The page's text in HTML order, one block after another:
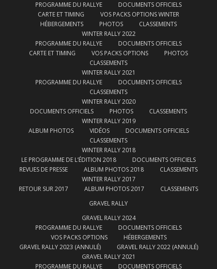
PROGRAMME DU RALLYE
DOCUMENTS OFFICIELS
CARTE ET TIMING
VOS PACKS OPTIONS WINTER
HÉBERGEMENTS
PHOTOS
CLASSEMENTS
WINTER RALLY 2022
PROGRAMME DU RALLYE
DOCUMENTS OFFICIELS
CARTE ET TIMING
VOS PACKS OPTIONS
PHOTOS
CLASSEMENTS
WINTER RALLY 2021
PROGRAMME DU RALLYE
DOCUMENTS OFFICIELS
CLASSEMENTS
WINTER RALLY 2020
DOCUMENTS OFFICIELS
PHOTOS
CLASSEMENTS
WINTER RALLY 2019
ALBUM PHOTOS
VIDÉOS
DOCUMENTS OFFICIELS
CLASSEMENTS
WINTER RALLY 2018
LE PROGRAMME DE L’ÉDITION 2018
DOCUMENTS OFFICIELS
REVUES DE PRESSE
ALBUM PHOTOS 2018
CLASSEMENTS
WINTER RALLY 2017
RETOUR SUR 2017
ALBUM PHOTOS 2017
CLASSEMENTS
GRAVEL RALLY
GRAVEL RALLY 2024
PROGRAMME DU RALLYE
DOCUMENTS OFFICIELS
VOS PACKS OPTIONS
HÉBERGEMENTS
GRAVEL RALLY 2023 (ANNULÉ)
GRAVEL RALLY 2022 (ANNULÉ)
GRAVEL RALLY 2021
PROGRAMME DU RALLYE
DOCUMENTS OFFICIELS